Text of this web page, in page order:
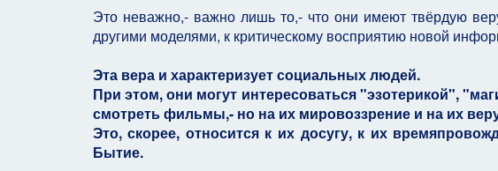
Это неважно,- важно лишь то,- что они имеют твёрдую
другими моделями, к критическому восприятию новой
Эта вера и характеризует социальных людей.
При этом, они могут интересоваться "эзотерикой",
смотреть фильмы,- но на их мировоззрение и на их
Это, скорее, относится к их досугу, к их
Бытие.